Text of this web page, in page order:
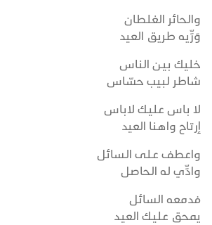
والحائر الغلطان
وَرِّيه طريق العيد
خليك بين الناس
شاطر لبيب حسّاس
لا باس عليـك لاباس
إرتاح واهنا العيد
واعطف عـلى الـسائل
وادِّي له الحاصل
فدمعه السائل
يمحق عليـك العيـد